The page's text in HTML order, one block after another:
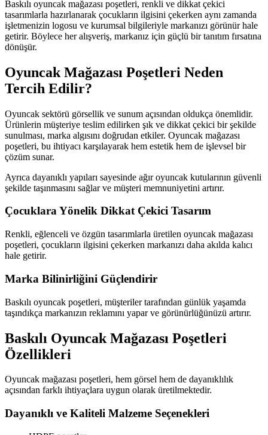
Baskılı oyuncak mağazası poşetleri, renkli ve dikkat çekici
tasarımlarla hazırlanarak çocukların ilgisini çekerken aynı zamanda
işletmenizin logosu ve kurumsal bilgileriyle markanızı görünür hale
getirir. Böylece her alışveriş, markanız için güçlü bir tanıtım fırsatına
dönüşür.
Oyuncak Mağazası Poşetleri Neden
Tercih Edilir?
Oyuncak sektörü görsellik ve sunum açısından oldukça önemlidir.
Ürünlerin müşteriye teslim edilirken şık ve dikkat çekici bir şekilde
sunulması, marka algısını doğrudan etkiler. Oyuncak mağazası
poşetleri, bu ihtiyacı karşılayarak hem estetik hem de işlevsel bir
çözüm sunar.
Ayrıca dayanıklı yapıları sayesinde ağır oyuncak kutularının güvenli
şekilde taşınmasını sağlar ve müşteri memnuniyetini artırır.
Çocuklara Yönelik Dikkat Çekici Tasarım
Renkli, eğlenceli ve özgün tasarımlarla üretilen oyuncak mağazası
poşetleri, çocukların ilgisini çekerken markanızı daha akılda kalıcı
hale getirir.
Marka Bilinirliğini Güçlendirir
Baskılı oyuncak poşetleri, müşteriler tarafından günlük yaşamda
taşındıkça markanızın reklamını yapar ve görünürlüğünüzü artırır.
Baskılı Oyuncak Mağazası Poşetleri
Özellikleri
Oyuncak mağazası poşetleri, hem görsel hem de dayanıklılık
açısından farklı ihtiyaçlara uygun olarak üretilmektedir.
Dayanıklı ve Kaliteli Malzeme Seçenekleri